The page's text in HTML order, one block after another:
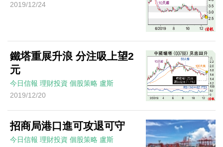
2019/12/24
鐵塔重展升浪 分注吸上望2
元
今日信報 理財投資 個股策略 盧斯
2019/12/20
招商局港口進可攻退可守
今日信報 理財投資 個股策略 盧斯